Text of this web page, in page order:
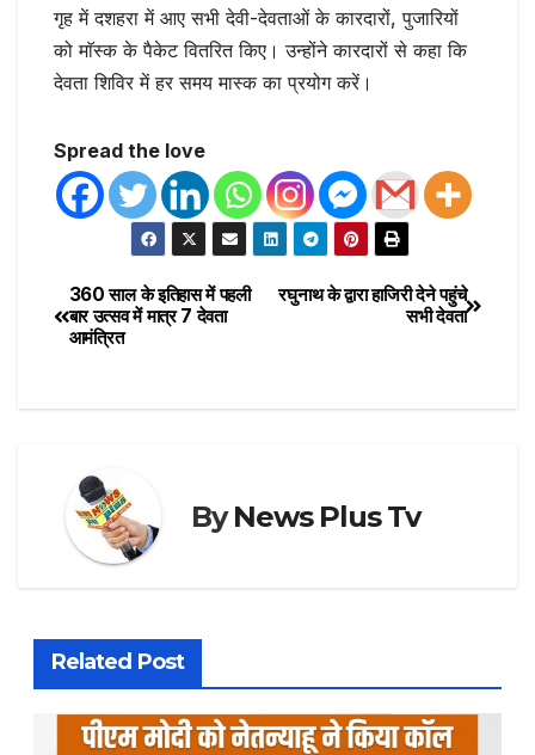
गृह में दशहरा में आए सभी देवी-देवताओं के कारदारों, पुजारियों
को माॅस्क के पैकेट वितरित किए। उन्होंने कारदारों से कहा कि
देवता शिविर में हर समय मास्क का प्रयोग करें।
Spread the love
रघुनाथ के द्वारा हाजिरी देने पहुंचे
सभी देवता
360 साल के इतिहास में पहली
बार उत्सव में मात्र 7 देवता
आमंत्रित
ByNews Plus Tv
Related Post